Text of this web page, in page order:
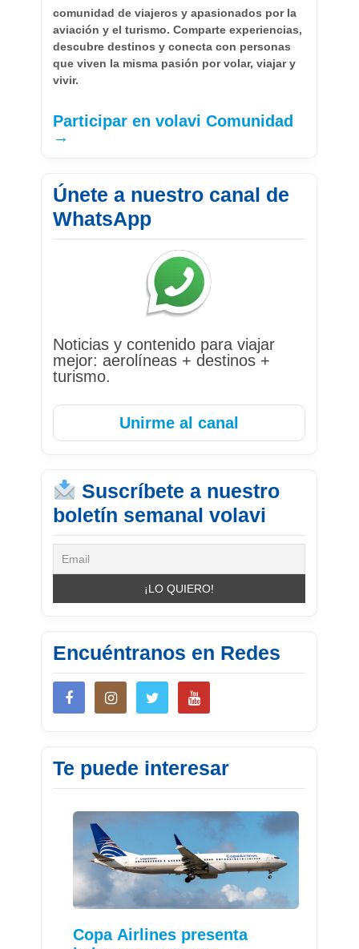
comunidad de viajeros y apasionados por la
aviación y el turismo. Comparte experiencias,
descubre destinos y conecta con personas
que viven la misma pasión por volar, viajar y
vivir.
Participar en volavi Comunidad
→
Únete a nuestro canal de
WhatsApp
Noticias y contenido para viajar
mejor: aerolíneas + destinos +
turismo.
Unirme al canal
Suscríbete a nuestro
boletín semanal volavi
Encuéntranos en Redes
Te puede interesar
Copa Airlines presenta